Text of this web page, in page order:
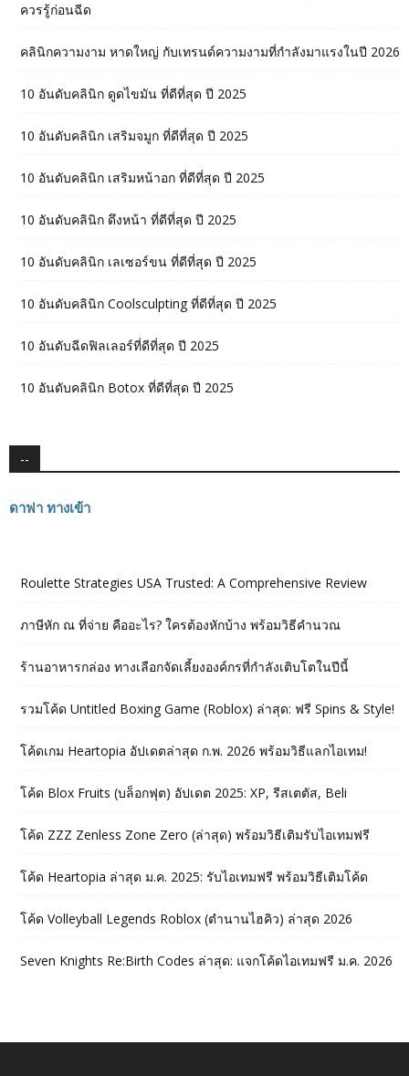
ควรรู้ก่อนฉีด
คลินิกความงาม หาดใหญ่ กับเทรนด์ความงามที่กำลังมาแรงในปี 2026
10 อันดับคลินิก ดูดไขมัน ที่ดีที่สุด ปี 2025
10 อันดับคลินิก เสริมจมูก ที่ดีที่สุด ปี 2025
10 อันดับคลินิก เสริมหน้าอก ที่ดีที่สุด ปี 2025
10 อันดับคลินิก ดึงหน้า ที่ดีที่สุด ปี 2025
10 อันดับคลินิก เลเซอร์ขน ที่ดีที่สุด ปี 2025
10 อันดับคลินิก Coolsculpting ที่ดีที่สุด ปี 2025
10 อันดับฉีดฟิลเลอร์ที่ดีที่สุด ปี 2025
10 อันดับคลินิก Botox ที่ดีที่สุด ปี 2025
--
ดาฟา ทางเข้า
Roulette Strategies USA Trusted: A Comprehensive Review
ภาษีหัก ณ ที่จ่าย คืออะไร? ใครต้องหักบ้าง พร้อมวิธีคำนวณ
ร้านอาหารกล่อง ทางเลือกจัดเลี้ยงองค์กรที่กำลังเติบโตในปีนี้
รวมโค้ด Untitled Boxing Game (Roblox) ล่าสุด: ฟรี Spins & Style!
โค้ดเกม Heartopia อัปเดตล่าสุด ก.พ. 2026 พร้อมวิธีแลกไอเทม!
โค้ด Blox Fruits (บล็อกฟุต) อัปเดต 2025: XP, รีสเตตัส, Beli
โค้ด ZZZ Zenless Zone Zero (ล่าสุด) พร้อมวิธีเติมรับไอเทมฟรี
โค้ด Heartopia ล่าสุด ม.ค. 2025: รับไอเทมฟรี พร้อมวิธีเติมโค้ด
โค้ด Volleyball Legends Roblox (ตำนานไฮคิว) ล่าสุด 2026
Seven Knights Re:Birth Codes ล่าสุด: แจกโค้ดไอเทมฟรี ม.ค. 2026